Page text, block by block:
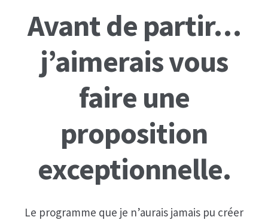
Formation PRO DU PLAISIR
L’Académie De La Séduction Au Féminin
Masterclass séduction et développement
Formation business en ligne
Autres
Avant de partir…
j’aimerais vous
faire une
proposition
exceptionnelle.
Le programme que je n’aurais jamais pu créer